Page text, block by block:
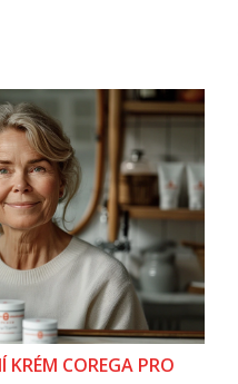
KRÉM COREGA PRO